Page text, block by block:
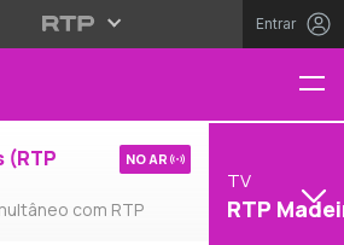
Entrar
(RTP
com RTP
NO AR
TV
RTP